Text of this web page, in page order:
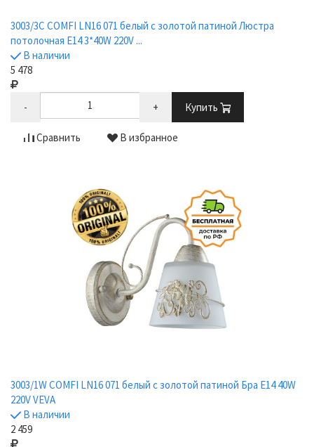
3003/3C COMFI LN16 071 белый с золотой патиной Люстра
потолочная E14 3*40W 220V ...
В наличии
5 478
- + Купить
Сравнить В избранное
3003/1W COMFI LN16 071 белый с золотой патиной Бра E14 40W
220V VEVA
В наличии
2 459